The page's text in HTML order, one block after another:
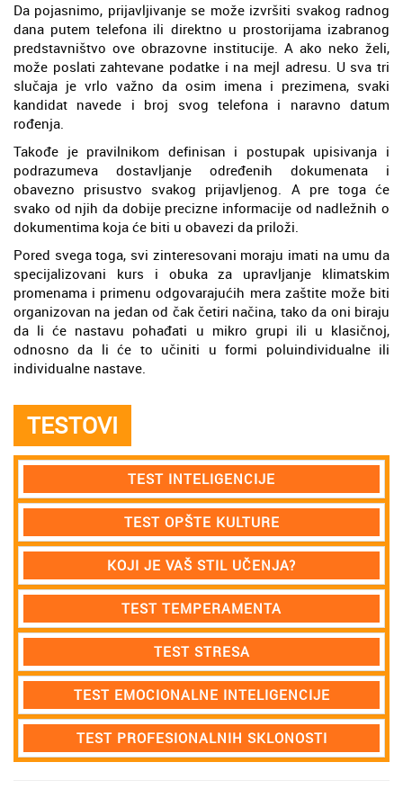
Da pojasnimo, prijavljivanje se može izvršiti svakog radnog
dana putem telefona ili direktno u prostorijama izabranog
predstavništvo ove obrazovne institucije. A ako neko želi,
može poslati zahtevane podatke i na mejl adresu. U sva tri
slučaja je vrlo važno da osim imena i prezimena, svaki
kandidat navede i broj svog telefona i naravno datum
rođenja.
Takođe je pravilnikom definisan i postupak upisivanja i
podrazumeva dostavljanje određenih dokumenata i
obavezno prisustvo svakog prijavljenog. A pre toga će
svako od njih da dobije precizne informacije od nadležnih o
dokumentima koja će biti u obavezi da priloži.
Pored svega toga, svi zinteresovani moraju imati na umu da
specijalizovani kurs i obuka za upravljanje klimatskim
promenama i primenu odgovarajućih mera zaštite može biti
organizovan na jedan od čak četiri načina, tako da oni biraju
da li će nastavu pohađati u mikro grupi ili u klasičnoj,
odnosno da li će to učiniti u formi poluindividualne ili
individualne nastave.
TESTOVI
TEST INTELIGENCIJE
TEST OPŠTE KULTURE
KOJI JE VAŠ STIL UČENJA?
TEST TEMPERAMENTA
TEST STRESA
TEST EMOCIONALNE INTELIGENCIJE
TEST PROFESIONALNIH SKLONOSTI